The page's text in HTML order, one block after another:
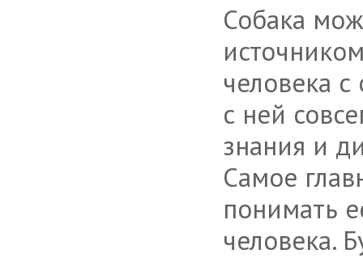
Собака
человека
с ней
знания и
Самое
понимать
человека.